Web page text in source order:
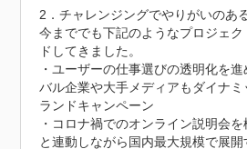
2．チャレンジングでやりがいのあ
今まででも下記のようなプロジェ
ドしてきました。
・ユーザーの仕事選びの透明化を
バル企業や大手メディアもダイナ
ランドキャンペーン
・コロナ禍でのオンライン説明会
と連動しながら国内最大規模で展開